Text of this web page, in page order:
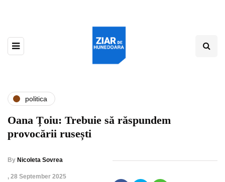
politica
Oana Țoiu: Trebuie să răspundem
provocării rusești
By Nicoleta Sovrea
, 28 September 2025